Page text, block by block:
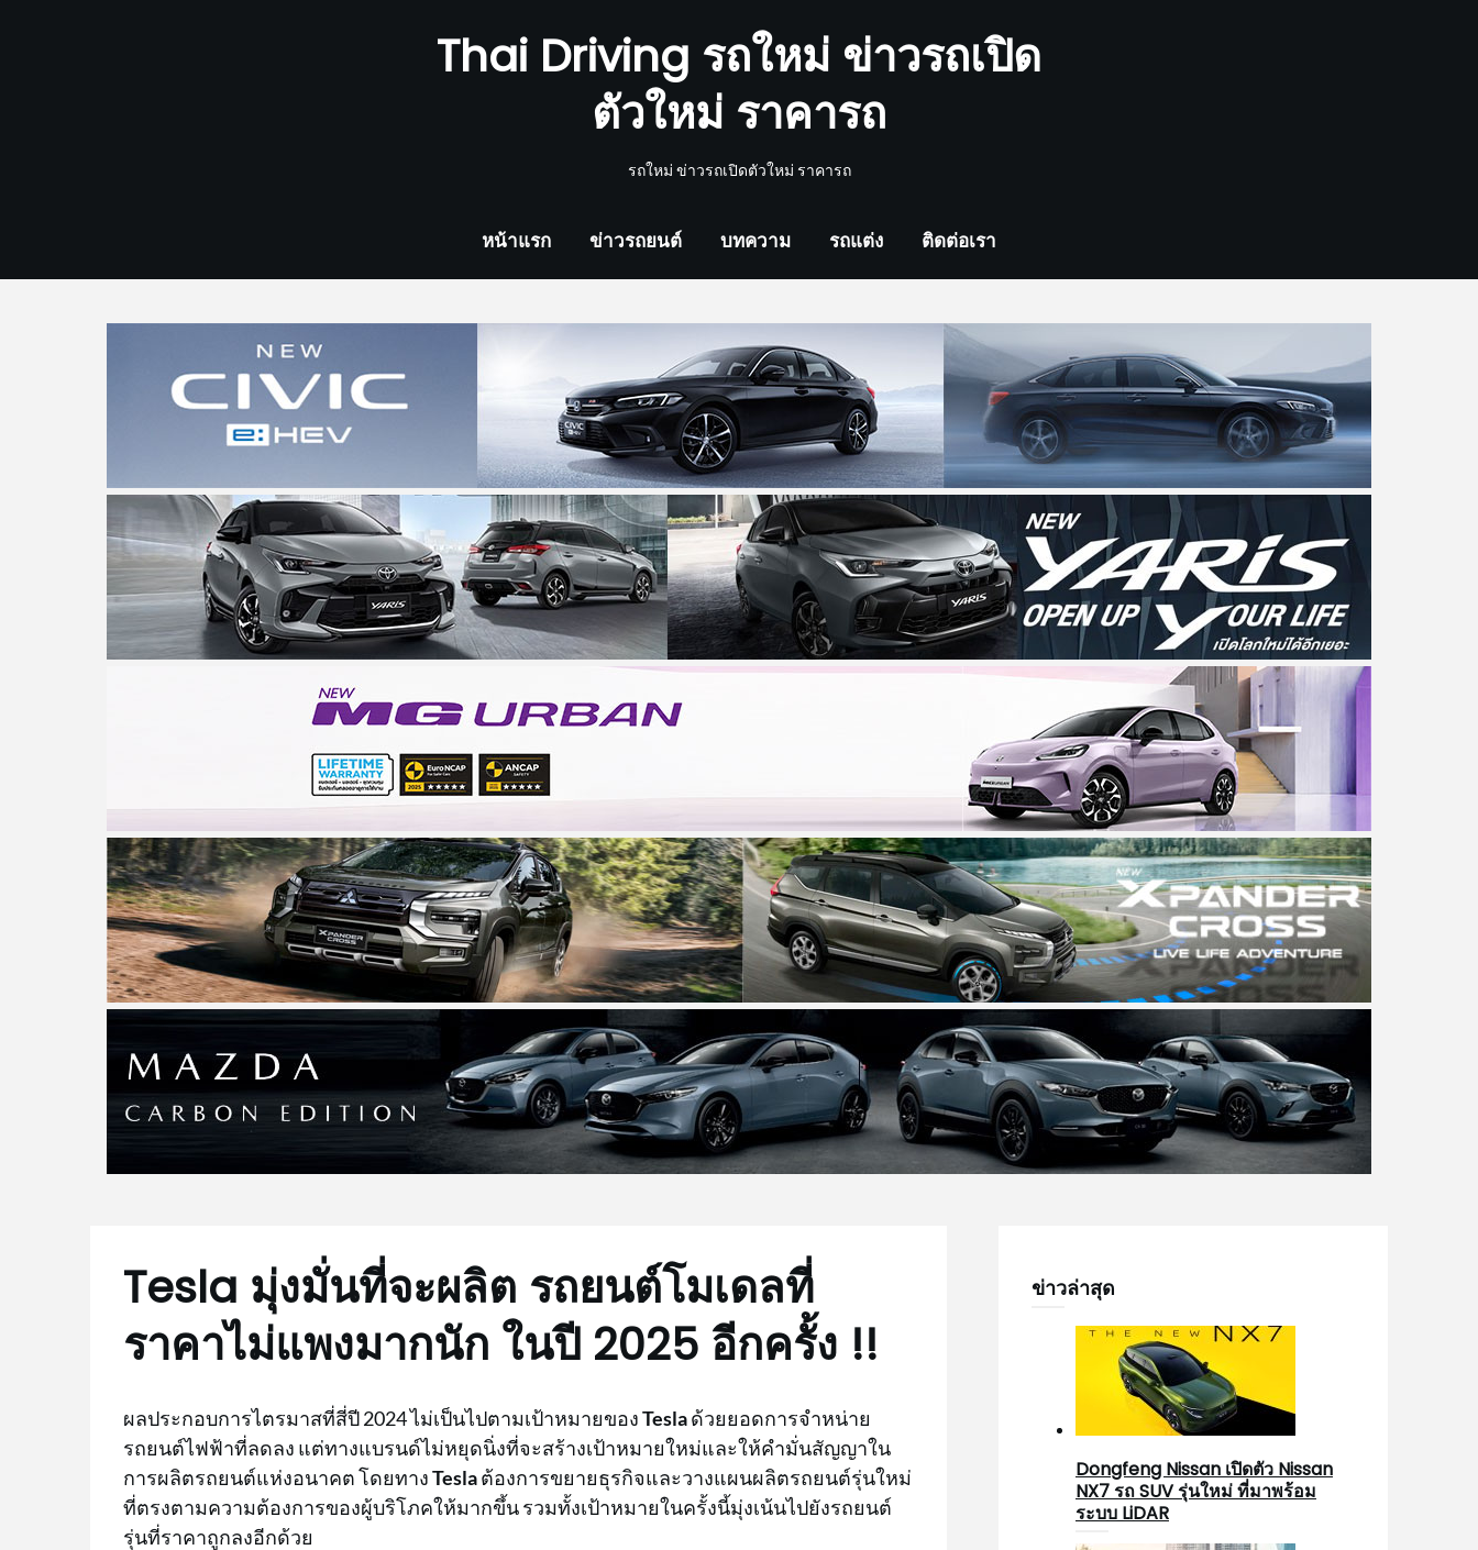
Thai Driving รถใหม่ ข่าวรถเปิด
ตัวใหม่ ราคารถ
รถใหม่ ข่าวรถเปิดตัวใหม่ ราคารถ
หน้าแรก ข่าวรถยนต์ บทความ รถแต่ง ติดต่อเรา
Tesla มุ่งมั่นที่จะผลิต รถยนต์โมเดลที่
ราคาไม่แพงมากนัก ในปี 2025 อีกครั้ง !!
ผลประกอบการไตรมาสที่สี่ปี 2024 ไม่เป็นไปตามเป้าหมายของTeslaด้วยยอดการจำหน่าย
รถยนต์ไฟฟ้าที่ลดลง แต่ทางแบรนด์ไม่หยุดนิ่งที่จะสร้างเป้าหมายใหม่และให้คำมั่นสัญญาใน
การผลิตรถยนต์แห่งอนาคต โดยทางTeslaต้องการขยายธุรกิจและวางแผนผลิตรถยนต์รุ่นใหม่
ที่ตรงตามความต้องการของผู้บริโภคให้มากขึ้น รวมทั้งเป้าหมายในครั้งนี้มุ่งเน้นไปยังรถยนต์
รุ่นที่ราคาถูกลงอีกด้วย
ข่าวล่าสุด
Dongfeng Nissan เปิดตัว Nissan
NX7 รถ SUV รุ่นใหม่ ที่มาพร้อม
ระบบ LiDAR